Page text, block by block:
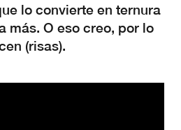
lo convierte en ternura
más. O eso creo, por lo
(risas).